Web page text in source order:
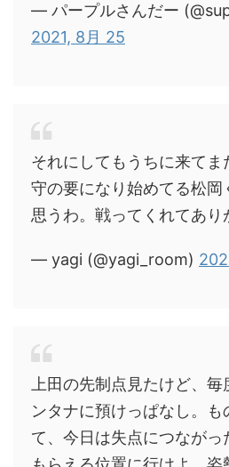
— パープルさんだー
2021, 8月 25
それにしてもうちに来て
守の要になり始めてる松岡
思うわ。戦ってくれてあ
— yagi (@yagi_room)
上田の先制点見たけど、
ンタナに預けっぱなし。
て、今日は失点につながっ